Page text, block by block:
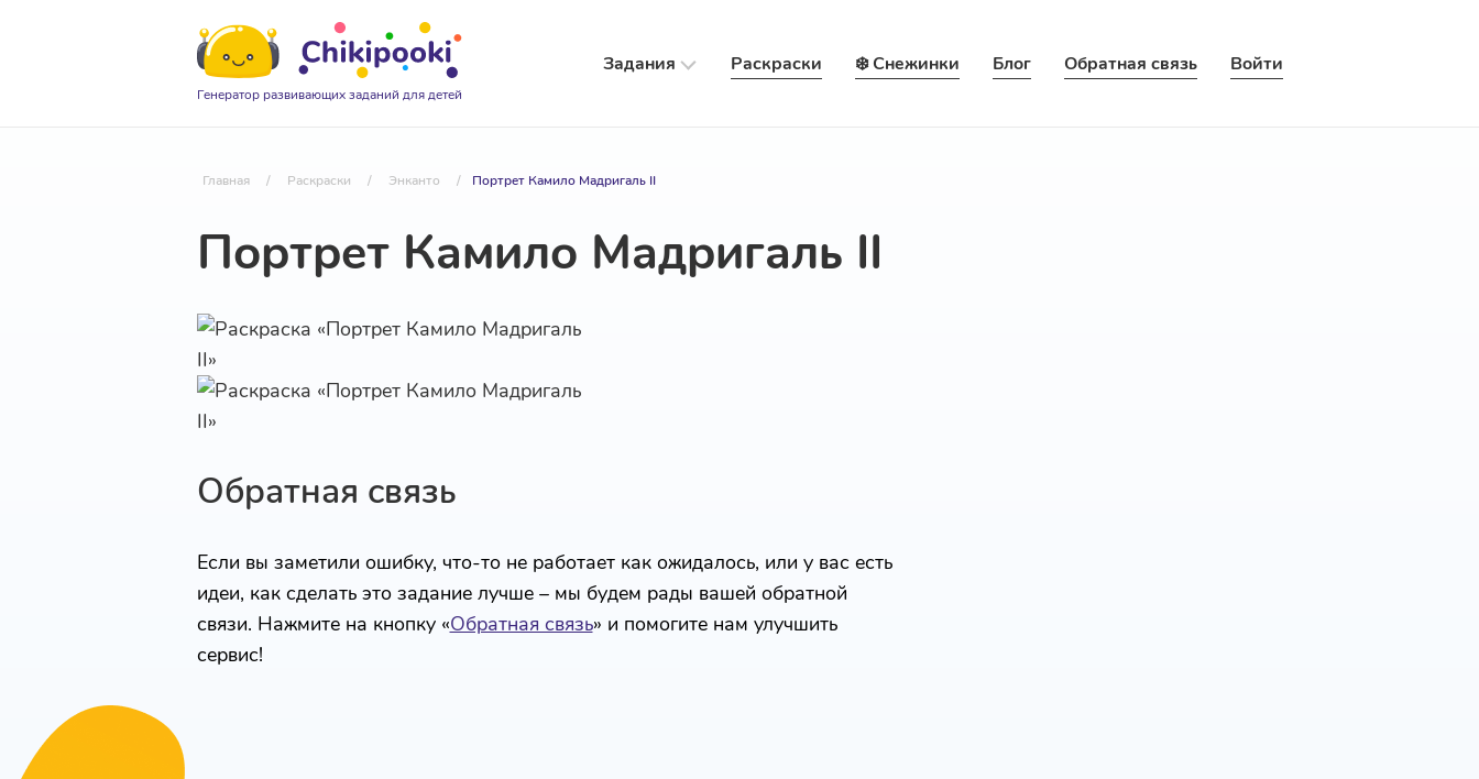
Генератор развивающих заданий для детей
Задания Раскраски ❄️ Снежинки Блог Обратная связь Войти
Главная / Раскраски / Энканто / Портрет Камило Мадригаль II
Портрет Камило Мадригаль II
Обратная связь
Если вы заметили ошибку, что-то не работает как ожидалось, или у вас есть
идеи, как сделать это задание лучше – мы будем рады вашей обратной
связи. Нажмите на кнопку «Обратная связь» и помогите нам улучшить
сервис!